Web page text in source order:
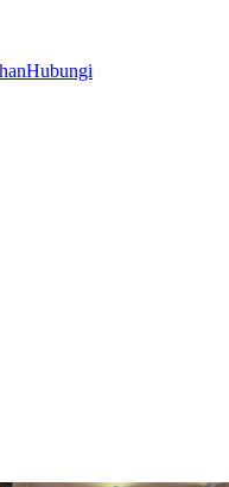
Hubungi